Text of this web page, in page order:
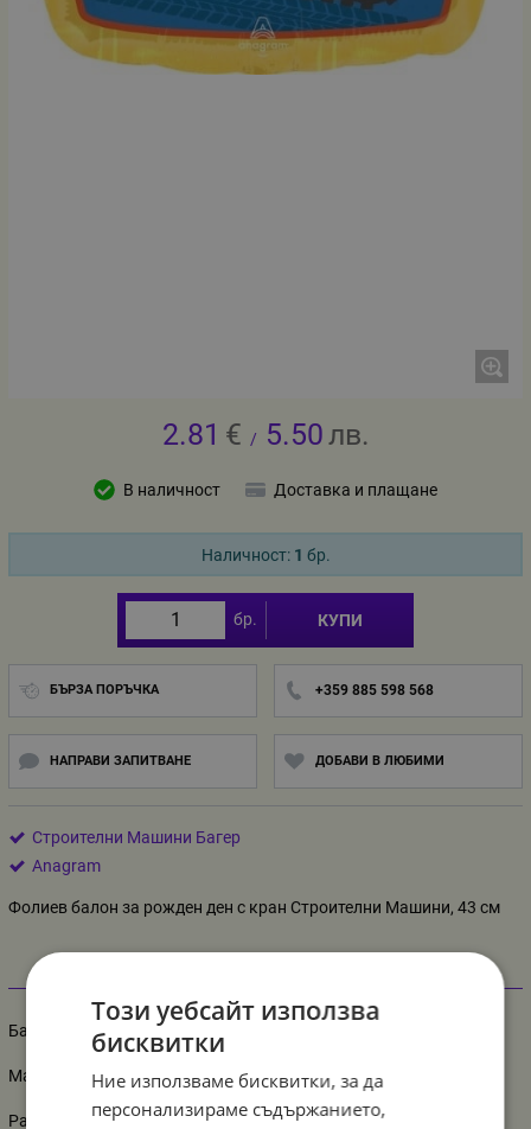
2.81 € / 5.50лв.
В наличност Доставка и плащане
Наличност: 1 бр.
бр. КУПИ
БЪРЗА ПОРЪЧКА +359 885 598 568
НАПРАВИ ЗАПИТВАНЕ ДОБАВИ В ЛЮБИМИ
Строителни Машини Багер
Anagram
Фолиев балон за рожден ден с кран Строителни Машини, 43 см
Балон Кран
Материал - фолио
Размер ненадут балон: 43 см
Този уебсайт използва
бисквитки
Ние използваме бисквитки, за да
персонализираме съдържанието,